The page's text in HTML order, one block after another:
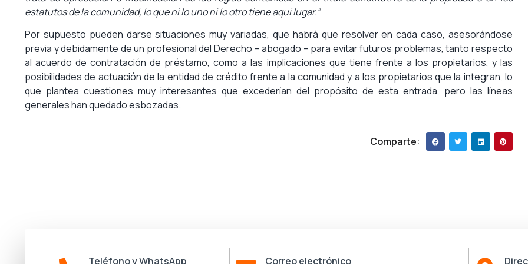
estatutos de la comunidad, lo que ni lo uno ni lo otro tiene aquí lugar.”
Por supuesto pueden darse situaciones muy variadas, que habrá que resolver en cada caso, asesorándose
previa y debidamente de un profesional del Derecho – abogado – para evitar futuros problemas, tanto respecto
al acuerdo de contratación de préstamo, como a las implicaciones que tiene frente a los propietarios, y las
posibilidades de actuación de la entidad de crédito frente a la comunidad y a los propietarios que la integran, lo
que plantea cuestiones muy interesantes que excederían del propósito de esta entrada, pero las líneas
generales han quedado esbozadas.
Comparte:
Teléfono y WhatsApp Correo electrónico